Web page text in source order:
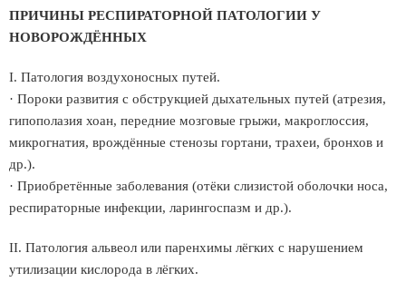
ПРИЧИНЫ РЕСПИРАТОРНОЙ ПАТОЛОГИИ У
НОВОРОЖДЁННЫХ
I. Патология воздухоносных путей.
· Пороки развития с обструкцией дыхательных путей (атрезия,
гипополазия хоан, передние мозговые грыжи, макроглоссия,
микрогнатия, врождённые стенозы гортани, трахеи, бронхов и
др.).
· Приобретённые заболевания (отёки слизистой оболочки носа,
респираторные инфекции, ларингоспазм и др.).
II. Патология альвеол или паренхимы лёгких с нарушением
утилизации кислорода в лёгких.